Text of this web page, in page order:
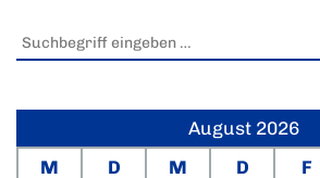
August 2026
M
D M D F